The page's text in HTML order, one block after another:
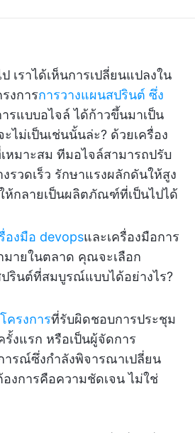
เราได้เห็นการเปลี่ยนแปลงใน
งการการวางแผนสปรินต์ ซึ่ง
รแบบอไจล์ ได้ก้าวขึ้นมาเป็น
ไม่เป็นเช่นนั้นล่ะ? ด้วยเครื่อง
หมาะสม ทีมอไจล์สามารถปรับ
รวดเร็ว รักษาแรงผลักดันให้สูง
ห้กลายเป็นผลิตภัณฑ์ที่เป็นไปได้
องมือ devopsและเครื่องมือการ
มายในตลาด คุณจะเลือก
รินต์ที่สมบูรณ์แบบได้อย่างไร?
ครงการที่รับผิดชอบการประชุม
งแรก หรือเป็นผู้จัดการ
ารณ์ซึ่งกำลังพิจารณาเปลี่ยน
งการคือความชัดเจน ไม่ใช่